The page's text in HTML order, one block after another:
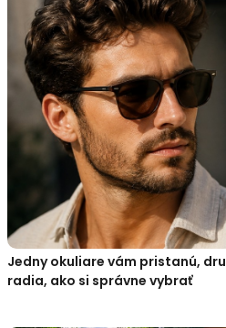
Jedny okuliare vám pristanú,
radia, ako si správne vybrať